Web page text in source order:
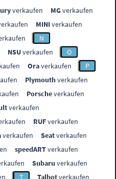
verkaufen MGverkaufen
MINIverkaufen
N
NSUverkaufen
O
Oraverkaufen
P
Plymouthverkaufen
Porscheverkaufen
verkaufen
RUFverkaufen
verkaufen Seatverkaufen
speedARTverkaufen
Subaru verkaufen
T Talbotverkaufen